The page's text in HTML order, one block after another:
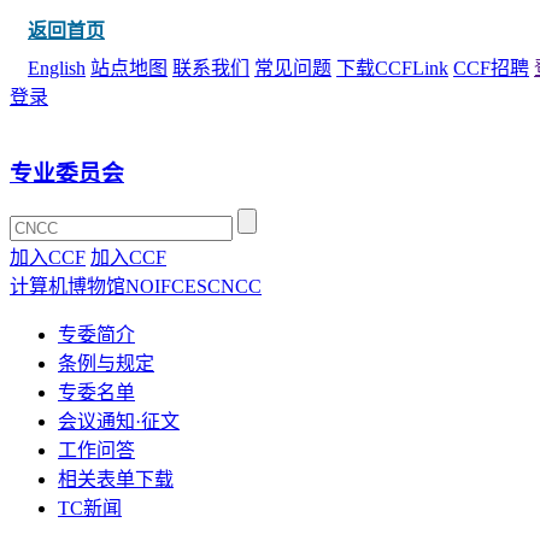
返回首页
English 站点地图 联系我们 常见问题 下载CCFLink CCF招聘
登录
专业委员会
加入CCF 加入CCF
计算机博物馆NOIFCESCNCC
专委简介
条例与规定
专委名单
会议通知·征文
工作问答
相关表单下载
TC新闻